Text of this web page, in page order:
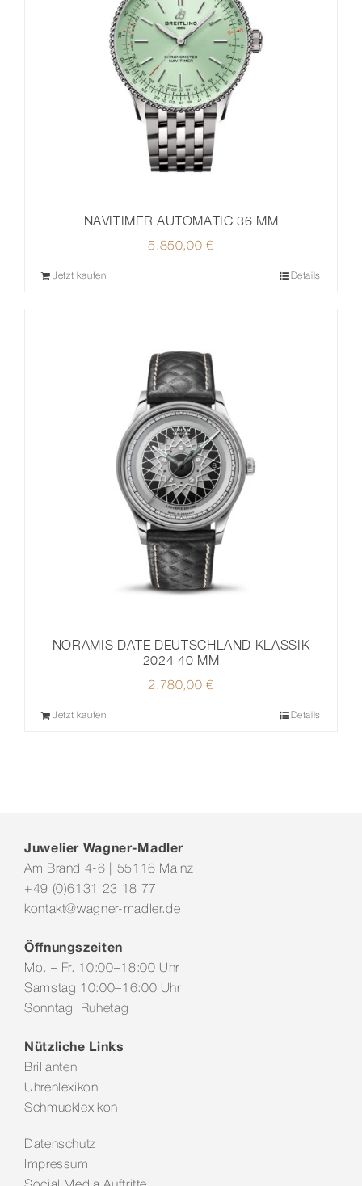
NAVITIMER AUTOMATIC 36 MM
5.850,00€
Jetzt kaufen Details
NORAMIS DATE DEUTSCHLAND KLASSIK
2024 40 MM
2.780,00€
Jetzt kaufen Details
Juwelier Wagner-Madler
Am Brand 4-6 | 55116 Mainz
+49 (0)6131 23 18 77
kontakt@wagner-madler.de
Öffnungszeiten
Mo. – Fr. 10:00–18:00 Uhr
Samstag 10:00–16:00 Uhr
Sonntag Ruhetag
Nützliche Links
Brillanten
Uhrenlexikon
Schmucklexikon
Datenschutz
Impressum